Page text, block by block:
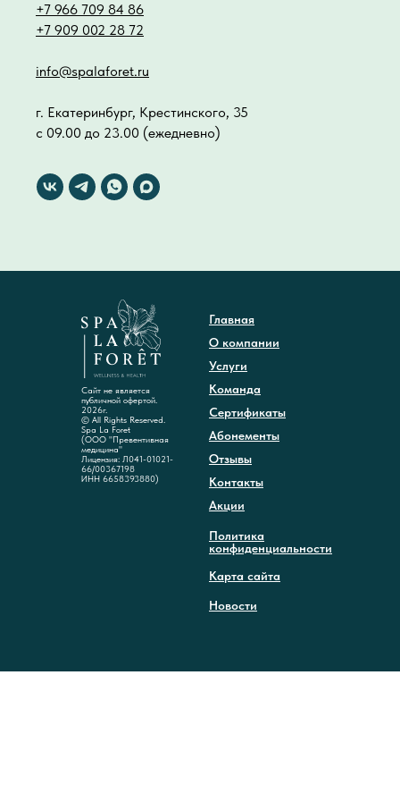
+7 966 709 84 86
+7 909 002 28 72
info@spalaforet.ru
г. Екатеринбург, Крестинского, 35
с 09.00 до 23.00 (ежедневно)
Сайт не является
публичной офертой.
2026г.
© All Rights Reserved.
Spa La Foret
(ООО "Превентивная
медицина"
Лицензия: Л041-01021-
66/00367198
ИНН 6658393880)
Главная
О компании
Услуги
Команда
Сертификаты
Абонементы
Отзывы
Контакты
Политика
конфиденциальности
Акции
Карта сайта
Новости